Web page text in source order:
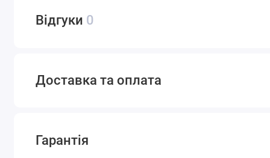
Додаткова комплектація
Відгуки 0
Доставка та оплата
Гарантія